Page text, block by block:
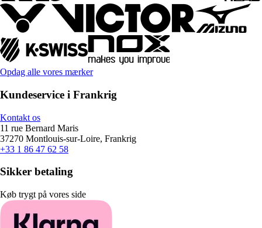
Opdag alle vores mærker
Kundeservice i Frankrig
Kontakt os
11 rue Bernard Maris
37270 Montlouis-sur-Loire, Frankrig
+33 1 86 47 62 58
Sikker betaling
Køb trygt på vores side